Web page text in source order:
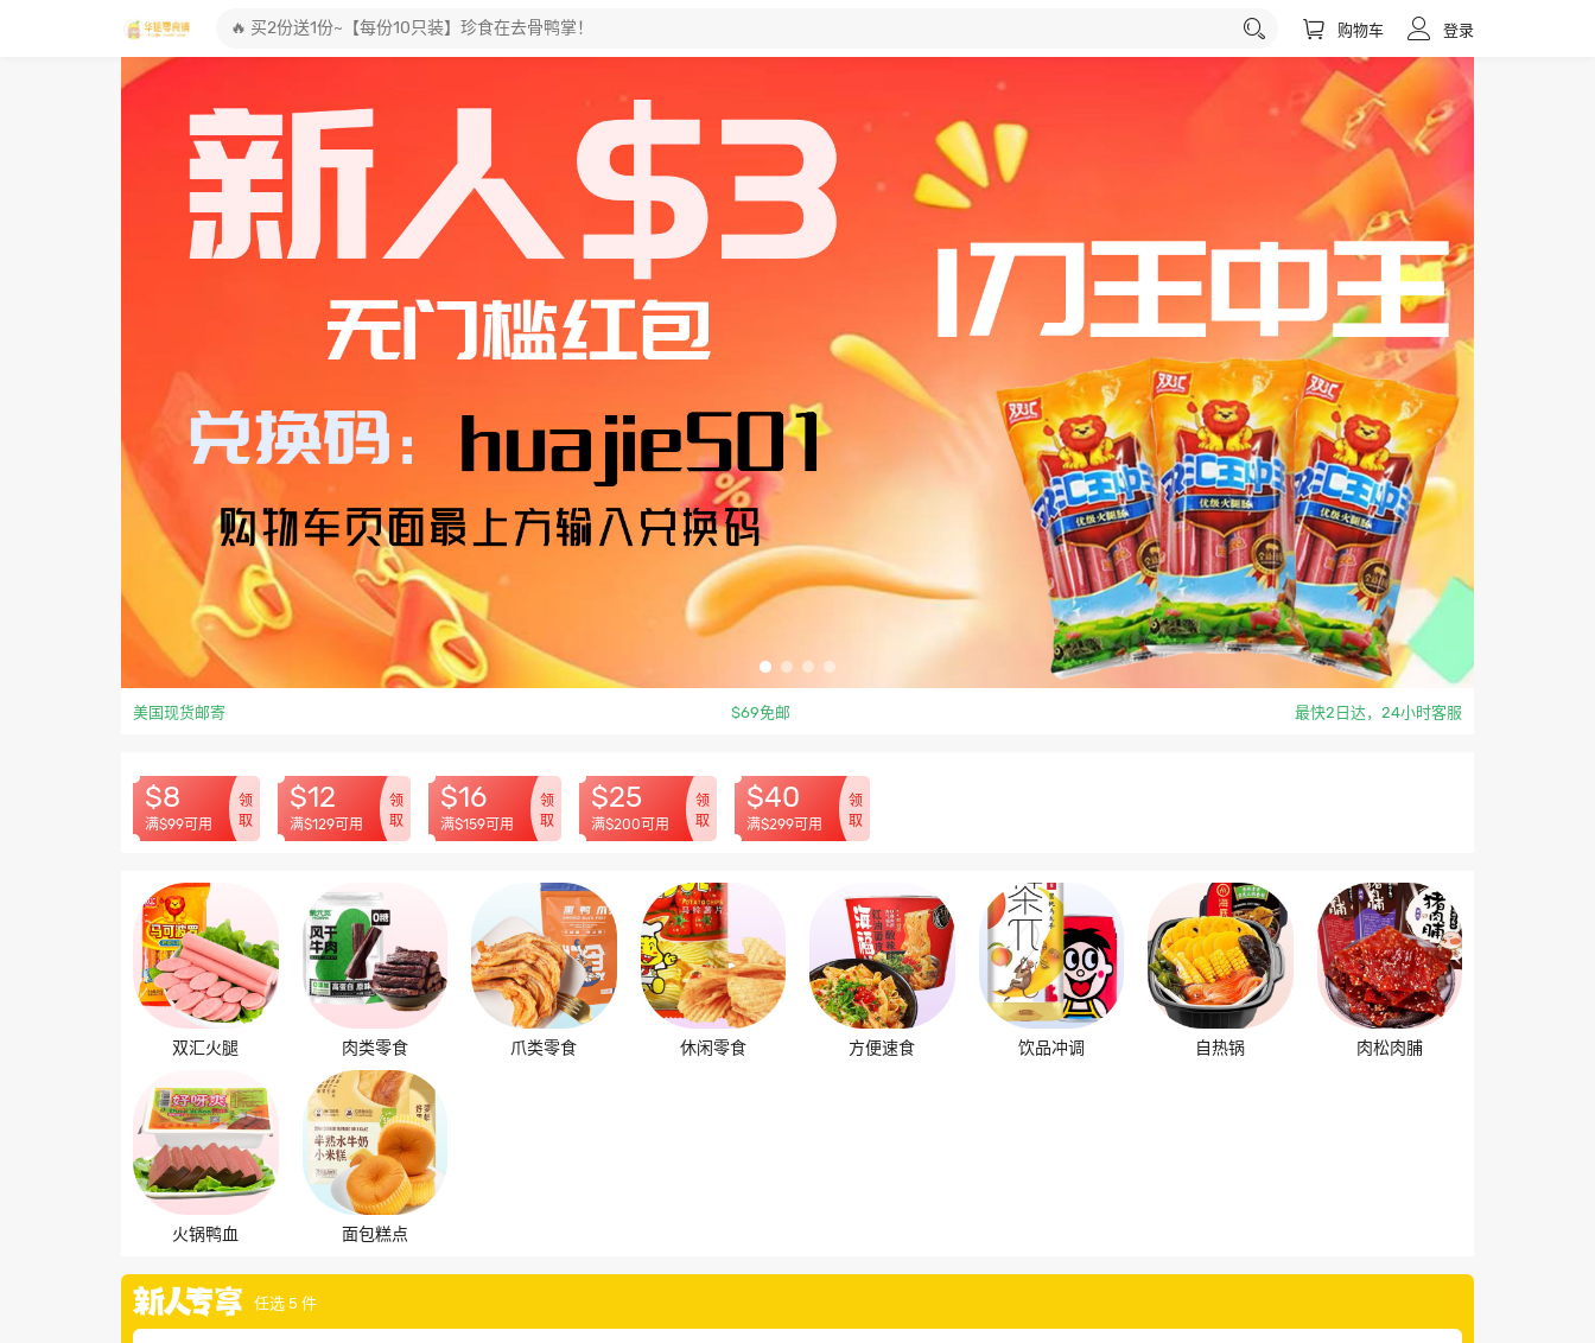
购物车 登录
美国现货邮寄 $69免邮 最快2日达，24小时客服
$8
满$99可用
领
取
$12
满$129可用
领
取
$16
满$159可用
领
取
$25
满$200可用
领
取
$40
满$299可用
领
取
双汇火腿 肉类零食 爪类零食 休闲零食 方便速食 饮品冲调 自热锅 肉松肉脯
火锅鸭血 面包糕点
任选 5 件